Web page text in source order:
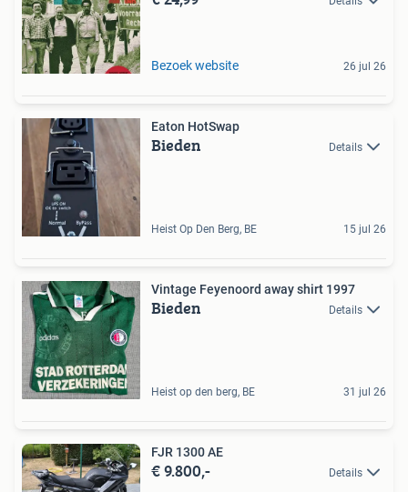
Bezoek website 26 jul 26
Eaton HotSwap
Bieden Details
Heist Op Den Berg, BE 15 jul 26
Vintage Feyenoord away shirt 1997
Bieden Details
Heist op den berg, BE 31 jul 26
FJR 1300 AE
€ 9.800,- Details